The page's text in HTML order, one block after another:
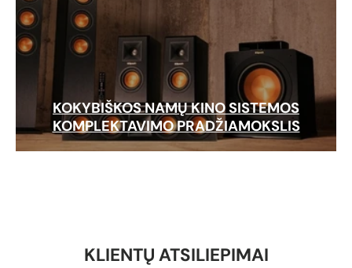
KOKYBIŠKOS NAMŲ KINO SISTEMOS
KOMPLEKTAVIMO PRADŽIAMOKSLIS
KLIENTŲ ATSILIEPIMAI